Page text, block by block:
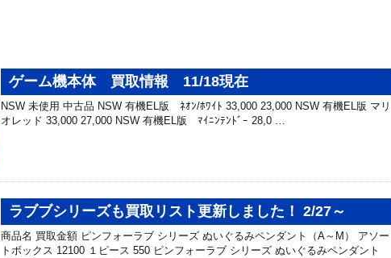
ゲーム機本体 買取情報 11/18現在
NSW 未使用 中古品 NSW 有機EL版 ﾈｵﾝ/ﾎﾜｲﾄ 33,000 23,000 NSW 有機EL版 マリ
オレッド 33,000 27,000 NSW 有機EL版 ﾏｲﾆﾝﾃﾝﾄﾞｰ 28,0 …
ラブブシリーズも買取リスト更新しました！ 2/27～
商品名 買取金額 ピンフォーラブ シリーズ ぬいぐるみペンダント（A～M） アソー
トボックス 12100 １ピース 550 ピンフォーラブ シリーズ ぬいぐるみペンダント